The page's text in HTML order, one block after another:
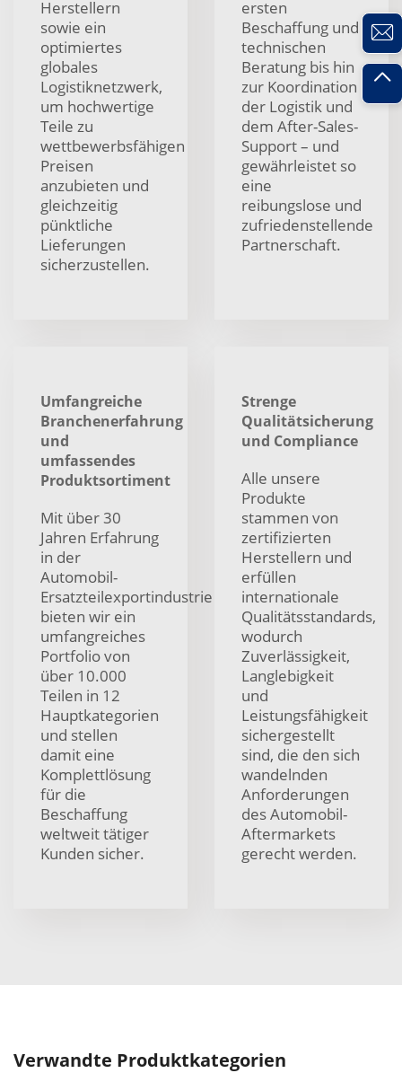
Herstellern
sowie ein
optimiertes
globales
Logistiknetzwerk,
um hochwertige
Teile zu
wettbewerbsfähigen
Preisen
anzubieten und
gleichzeitig
pünktliche
Lieferungen
sicherzustellen.
ersten
Beschaffung und
technischen
Beratung bis hin
zur Koordination
der Logistik und
dem After-Sales-
Support – und
gewährleistet so
eine
reibungslose und
zufriedenstellende
Partnerschaft.
Umfangreiche
Branchenerfahrung
und
umfassendes
Produktsortiment
Mit über 30
Jahren Erfahrung
in der
Automobil-
Ersatzteilexportindustrie
bieten wir ein
umfangreiches
Portfolio von
über 10.000
Teilen in 12
Hauptkategorien
und stellen
damit eine
Komplettlösung
für die
Beschaffung
weltweit tätiger
Kunden sicher.
Strenge
Qualitätsicherung
und Compliance
Alle unsere
Produkte
stammen von
zertifizierten
Herstellern und
erfüllen
internationale
Qualitätsstandards,
wodurch
Zuverlässigkeit,
Langlebigkeit
und
Leistungsfähigkeit
sichergestellt
sind, die den sich
wandelnden
Anforderungen
des Automobil-
Aftermarkets
gerecht werden.
Verwandte Produktkategorien